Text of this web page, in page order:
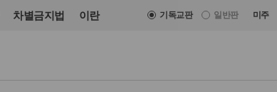
차별금지법 이란 기독교판 일반판 미주